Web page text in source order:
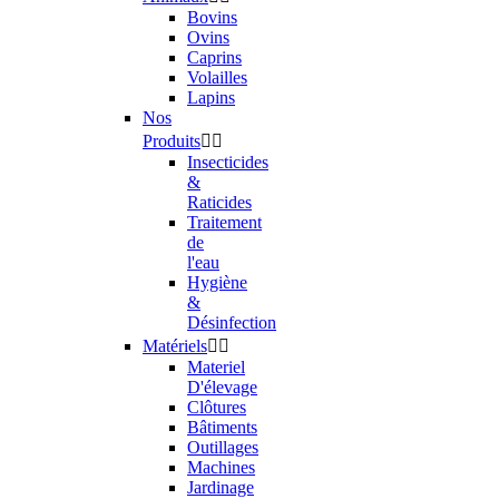
Bovins
Ovins
Caprins
Volailles
Lapins
Nos
Produits 
Insecticides
&
Raticides
Traitement
de
l'eau
Hygiène
&
Désinfection
Matériels 
Materiel
D'élevage
Clôtures
Bâtiments
Outillages
Machines
Jardinage